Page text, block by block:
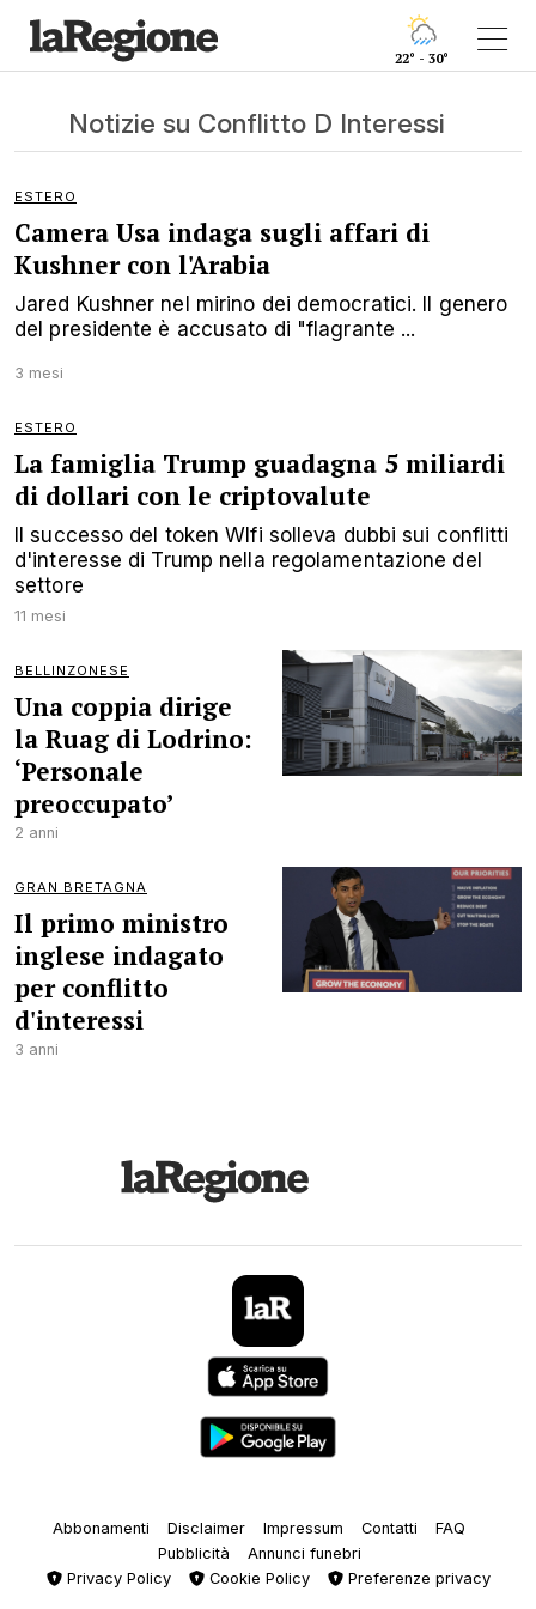
22° - 30°
Notizie su Conflitto D Interessi
ESTERO
Camera Usa indaga sugli affari di
Kushner con l'Arabia
Jared Kushner nel mirino dei democratici. Il genero
del presidente è accusato di "flagrante ...
3 mesi
ESTERO
La famiglia Trump guadagna 5 miliardi
di dollari con le criptovalute
Il successo del token Wlfi solleva dubbi sui conflitti
d'interesse di Trump nella regolamentazione del
settore
11 mesi
BELLINZONESE
Una coppia dirige
la Ruag di Lodrino:
‘Personale
preoccupato’
2 anni
GRAN BRETAGNA
Il primo ministro
inglese indagato
per conflitto
d'interessi
3 anni
Abbonamenti Disclaimer Impressum Contatti
FAQ
Pubblicità
Annunci funebri
Privacy Policy
Cookie Policy Preferenze privacy